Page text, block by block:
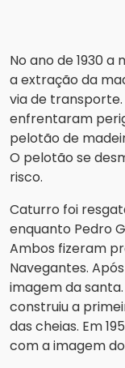
No ano de 1930
a extração da
via de
enfrentaram
pelotão de
O pelotão se
risco.
Caturro foi
enquanto Pedro
Ambos fizeram
Navegantes.
imagem da
construiu a
das cheias. Em
com a imagem